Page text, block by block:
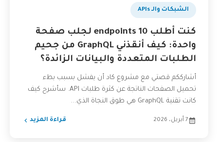
الشبكات والـ APIs
كنت أطلب 10 endpoints لجلب صفحة
واحدة: كيف أنقذني GraphQL من جحيم
الطلبات المتعددة والبيانات الزائدة؟
أشارككم قصتي مع مشروع كاد أن يفشل بسبب بطء
تحميل الصفحات الناتجة عن كثرة طلبات API. سأشرح كيف
كانت تقنية GraphQL هي طوق النجاة الذي...
7 أبريل، 2026 قراءة المزيد